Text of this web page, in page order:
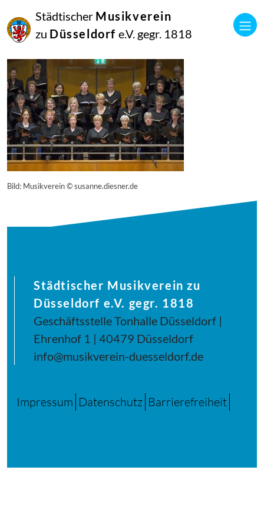
Städtischer Musikverein
zu Düsseldorf e.V. gegr. 1818
April
2015
Manfred Hill
Bild: Musikverein © susanne.diesner.de
Städtischer Musikverein zu
Düsseldorf e.V. gegr. 1818
Geschäftsstelle Tonhalle Düsseldorf |
Ehrenhof 1 | 40479 Düsseldorf
info@musikverein-duesseldorf.de
Impressum Datenschutz Barrierefreiheit